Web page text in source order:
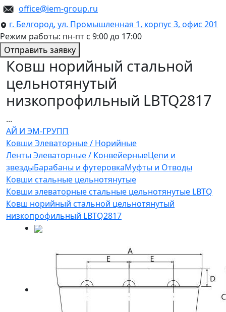
office@iem-group.ru
г. Белгород, ул. Промышленная 1, корпус 3, офис 201
Режим работы: пн-пт с 9:00 до 17:00
Отправить заявку
Ковш норийный стальной
цельнотянутый
низкопрофильный LBTQ2817
...
АЙ И ЭМ-ГРУПП
Ковши Элеваторные / Норийные
Ленты Элеваторные / КонвейерныеЦепи и
звездыБарабаны и футеровкаМуфты и Отводы
Ковши стальные цельнотянутые
Ковши элеваторные стальные цельнотянутые LBTQ
Ковш норийный стальной цельнотянутый
низкопрофильный LBTQ2817